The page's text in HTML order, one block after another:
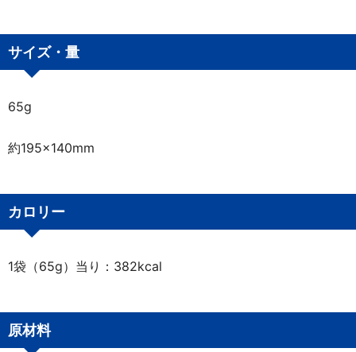
サイズ・量
65g
約195×140mm
カロリー
1袋（65g）当り：382kcal
原材料